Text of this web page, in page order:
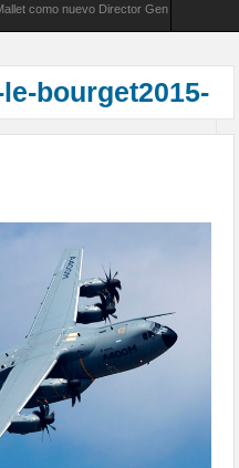
como nuevo Director General para
bourget2015-